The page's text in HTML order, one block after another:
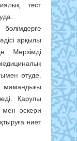
тест
арқылы
Мерзімді
өтуде.
мамандығы
Қарулы
мен әскери
ниет